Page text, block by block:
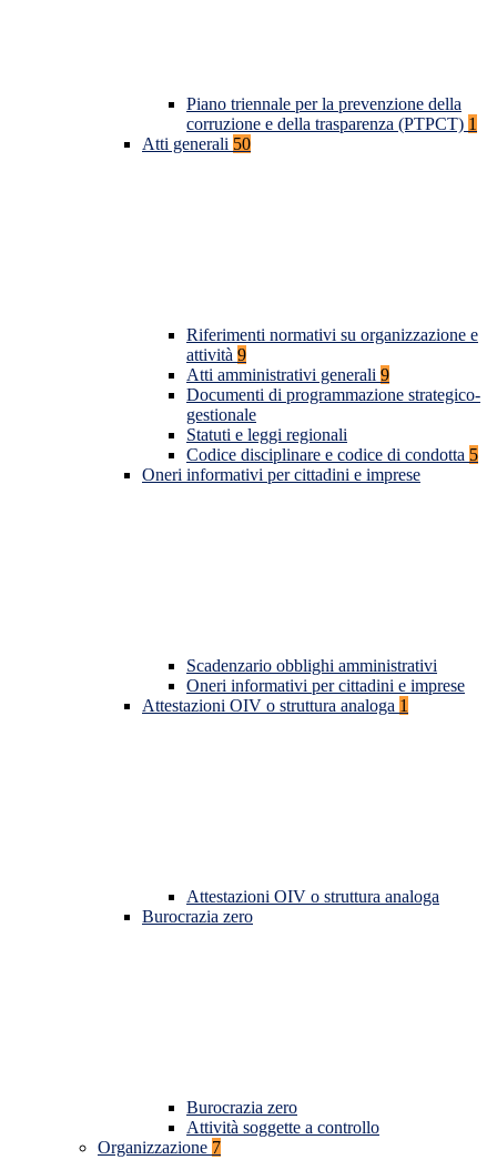
Piano triennale per la prevenzione della
corruzione e della trasparenza (PTPCT) 1
Atti generali 50
Riferimenti normativi su organizzazione e
attività 9
Atti amministrativi generali 9
Documenti di programmazione strategico-
gestionale
Statuti e leggi regionali
Codice disciplinare e codice di condotta 5
Oneri informativi per cittadini e imprese
Scadenzario obblighi amministrativi
Oneri informativi per cittadini e imprese
Attestazioni OIV o struttura analoga 1
Attestazioni OIV o struttura analoga
Burocrazia zero
Burocrazia zero
Attività soggette a controllo
Organizzazione 7